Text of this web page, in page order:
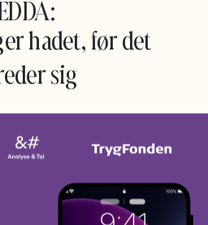
hadet, før det
sig